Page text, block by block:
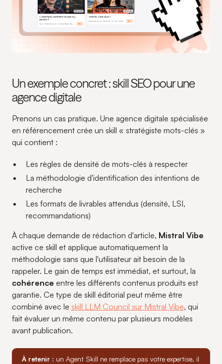
Un exemple concret : skill SEO pour une
agence digitale
Prenons un cas pratique. Une agence digitale spécialisée
en référencement crée un skill « stratégiste mots-clés »
qui contient :
Les règles de densité de mots-clés à respecter
La méthodologie d'identification des intentions de
recherche
Les formats de livrables attendus (densité, LSI,
recommandations)
À chaque demande de rédaction d'article, Mistral Vibe
active ce skill et applique automatiquement la
méthodologie sans que l'utilisateur ait besoin de la
rappeler. Le gain de temps est immédiat, et surtout, la
cohérence entre les différents contenus produits est
garantie. Ce type de skill éditorial peut même être
combiné avec le skill LLM Council sur Mistral Vibe, qui
fait évaluer un même contenu par plusieurs modèles
avant publication.
À retenir : un Agent Skill ne remplace pas votre expertise, il